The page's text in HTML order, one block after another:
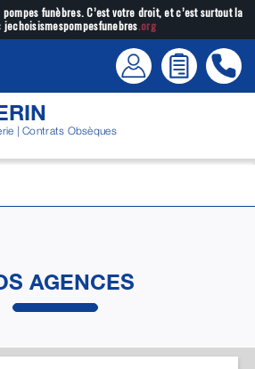
funèbres. C’est votre droit, et c’est surtout la
.org
| Contrats Obsèques
AGENCES